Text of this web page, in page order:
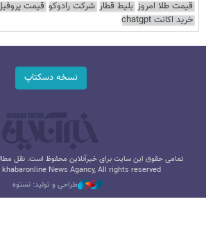
قیمت طلا امروز بلیط قطار شرکت رادوکو قیمت
خرید اکانت chatgpt
نسخه دسکتاپ
تمامی حقوق این سایت برای خبرآنلاین محفوظ است. نقل
News Agancy, All rights reserved
طراحی و تولید: نستوه